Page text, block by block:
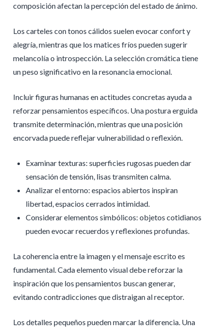
composición afectan la percepción del estado de ánimo.
Los carteles con tonos cálidos suelen evocar confort y
alegría, mientras que los matices fríos pueden sugerir
melancolía o introspección. La selección cromática tiene
un peso significativo en la resonancia emocional.
Incluir figuras humanas en actitudes concretas ayuda a
reforzar pensamientos específicos. Una postura erguida
transmite determinación, mientras que una posición
encorvada puede reflejar vulnerabilidad o reflexión.
Examinar texturas: superficies rugosas pueden dar
sensación de tensión, lisas transmiten calma.
Analizar el entorno: espacios abiertos inspiran
libertad, espacios cerrados intimidad.
Considerar elementos simbólicos: objetos cotidianos
pueden evocar recuerdos y reflexiones profundas.
La coherencia entre la imagen y el mensaje escrito es
fundamental. Cada elemento visual debe reforzar la
inspiración que los pensamientos buscan generar,
evitando contradicciones que distraigan al receptor.
Los detalles pequeños pueden marcar la diferencia. Una